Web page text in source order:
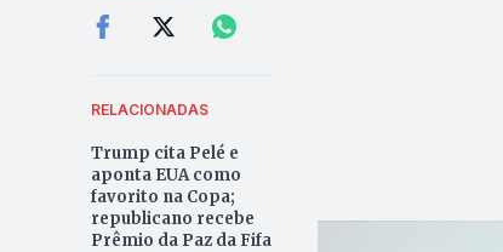
RELACIONADAS
Trump cita Pelé e
aponta EUA como
favorito na Copa;
republicano recebe
Prêmio da Paz da Fifa